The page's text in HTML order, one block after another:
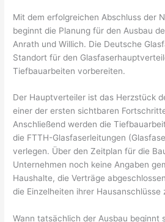
Mit dem erfolgreichen Abschluss der
beginnt die Planung für den Ausbau
Anrath und Willich. Die Deutsche
Standort für den
Tiefbauarbeiten vorbereiten.
Der Hauptverteiler ist das Herzstück
einer der ersten sichtbaren
Anschließend werden die
die FTTH-Glasfaserleitungen
verlegen. Über den Zeitplan für die
Unternehmen noch keine Angaben
Haushalte, die Verträge
die Einzelheiten ihrer Hausanschlüsse
Wann tatsächlich der Ausbau beginnt